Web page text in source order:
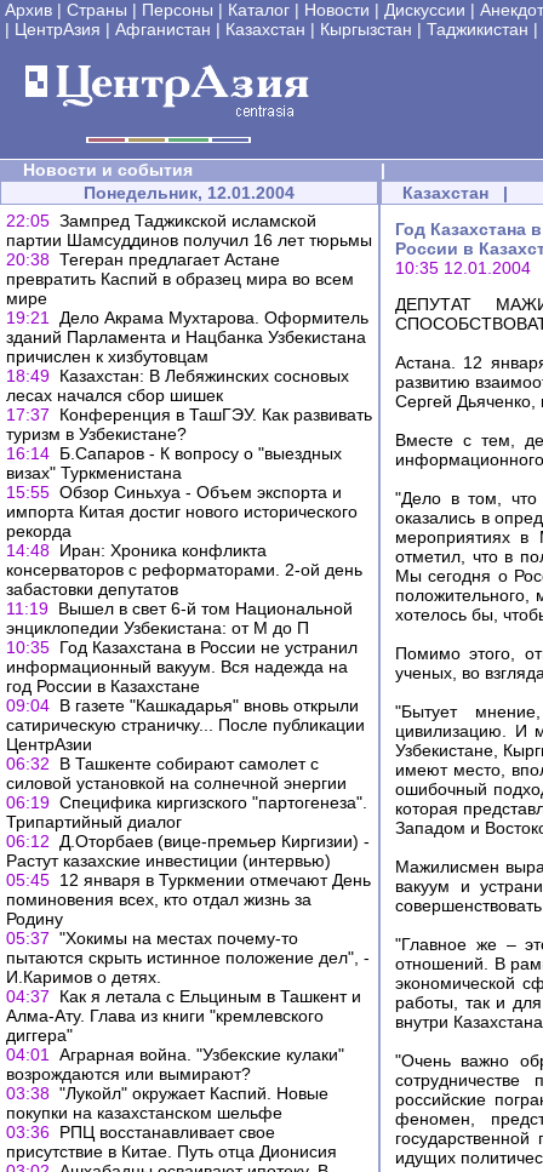
Архив | Страны | Персоны | Каталог | Новости | Дискуссии |
| ЦентрАзия | Афганистан | Казахстан | Кыргызстан | Таджикистан |
Новости и события
|
Понедельник, 12.01.2004
22:05 Зампред Таджикской исламской
партии Шамсуддинов получил 16 лет тюрьмы
20:38 Тегеран предлагает Астане
превратить Каспий в образец мира во всем
мире
19:21
Дело Акрама Мухтарова. Оформитель
зданий Парламента и Нацбанка Узбекистана
причислен к хизбутовцам
18:49 Казахстан: В Лебяжинских сосновых
лесах начался сбор шишек
17:37
Конференция в ТашГЭУ. Как развивать
туризм в Узбекистане?
16:14 Б.Сапаров - К вопросу о "выездных
визах" Туркменистана
15:55 Обзор Синьхуа - Объем экспорта и
импорта Китая достиг нового исторического
рекорда
14:48 Иран: Хроника конфликта
консерваторов с реформаторами. 2-ой день
забастовки депутатов
11:19 Вышел в свет 6-й том Национальной
энциклопедии Узбекистана: от М до П
10:35 Год Казахстана в России не устранил
информационный вакуум. Вся надежда на
год России в Казахстане
09:04 В газете "Кашкадарья" вновь открыли
сатирическую страничку... После публикации
ЦентрАзии
06:32
В Ташкенте собирают самолет с
силовой установкой на солнечной энергии
06:19 Специфика киргизского "партогенеза".
Трипартийный диалог
06:12
Д.Оторбаев (вице-премьер Киргизии) -
Растут казахские инвестиции (интервью)
05:45 12 января в Туркмении отмечают День
поминовения всех, кто отдал жизнь за
Родину
05:37 "Хокимы на местах почему-то
пытаются скрыть истинное положение дел", -
И.Каримов о детях.
04:37
Как я летала с Ельциным в Ташкент и
Алма-Ату. Глава из книги "кремлевского
диггера"
04:01
Аграрная война. "Узбекские кулаки"
возрождаются или вымирают?
03:38 "Лукойл" окружает Каспий. Новые
покупки на казахстанском шельфе
03:36 РПЦ восстанавливает свое
присутствие в Китае. Путь отца Дионисия
Казахстан |
Год Казахстана
России в
10:35 12.01.2004
ДЕПУТАТ
Астана. 12
развитию
Сергей
Вместе с тем,
"Дело в том, что
оказались в
мероприятиях в
отметил, что в
Мы сегодня о
хотелось бы,
Помимо этого,
ученых, во
"Бытует
цивилизацию. И
Узбекистане,
имеют место,
ошибочный
которая
Западом и
Мажилисмен
вакуум и
"Главное же –
отношений. В
экономической
работы, так и
внутри
"Очень важно
российские
феномен,
идущих